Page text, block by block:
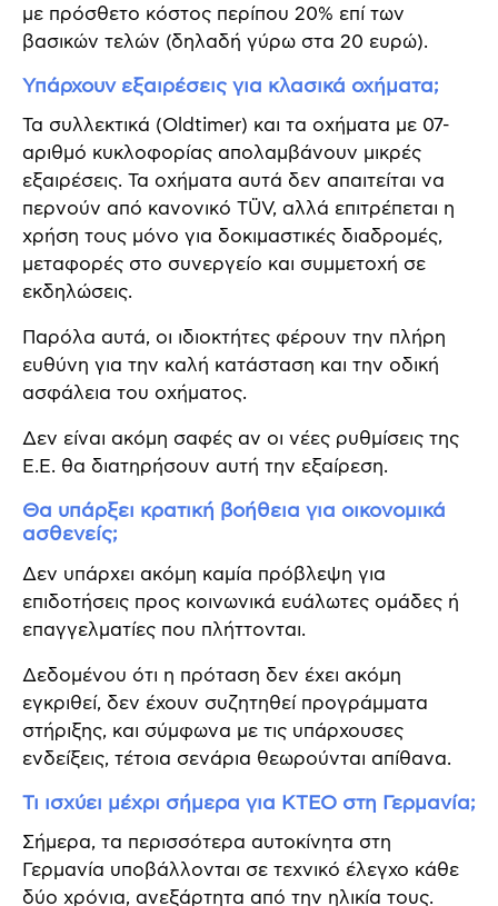
με πρόσθετο κόστος περίπου 20% επί των
βασικών τελών (δηλαδή γύρω στα 20 ευρώ).
Υπάρχουν εξαιρέσεις για κλασικά οχήματα;
Τα συλλεκτικά (Oldtimer) και τα οχήματα με 07-
αριθμό κυκλοφορίας απολαμβάνουν μικρές
εξαιρέσεις. Τα οχήματα αυτά δεν απαιτείται να
περνούν από κανονικό TÜV, αλλά επιτρέπεται η
χρήση τους μόνο για δοκιμαστικές διαδρομές,
μεταφορές στο συνεργείο και συμμετοχή σε
εκδηλώσεις.
Παρόλα αυτά, οι ιδιοκτήτες φέρουν την πλήρη
ευθύνη για την καλή κατάσταση και την οδική
ασφάλεια του οχήματος.
Δεν είναι ακόμη σαφές αν οι νέες ρυθμίσεις της
Ε.Ε. θα διατηρήσουν αυτή την εξαίρεση.
Θα υπάρξει κρατική βοήθεια για οικονομικά
ασθενείς;
Δεν υπάρχει ακόμη καμία πρόβλεψη για
επιδοτήσεις προς κοινωνικά ευάλωτες ομάδες ή
επαγγελματίες που πλήττονται.
Δεδομένου ότι η πρόταση δεν έχει ακόμη
εγκριθεί, δεν έχουν συζητηθεί προγράμματα
στήριξης, και σύμφωνα με τις υπάρχουσες
ενδείξεις, τέτοια σενάρια θεωρούνται απίθανα.
Τι ισχύει μέχρι σήμερα για ΚΤΕΟ στη Γερμανία;
Σήμερα, τα περισσότερα αυτοκίνητα στη
Γερμανία υποβάλλονται σε τεχνικό έλεγχο κάθε
δύο χρόνια, ανεξάρτητα από την ηλικία τους.